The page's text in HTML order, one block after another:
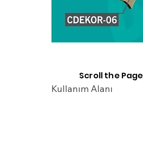
Kullanım Alanı
Scroll the